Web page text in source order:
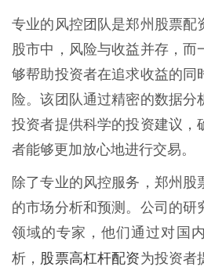
专业的风控团队是郑州股票配
股市中，风险与收益并存，而
够帮助投资者在追求收益的同
险。该团队通过精密的数据分
投资者提供科学的投资建议，
者能够更加放心地进行交易。
除了专业的风控服务，郑州股
的市场分析和预测。公司的研
领域的专家，他们通过对国
析， 股票高杠杆配资为投资者